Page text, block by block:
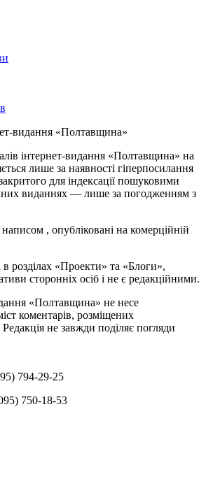
видання «Полтавщина»
інтернет-видання «Полтавщина» на
лише за наявності гіперпосилання
для індексації пошуковими
виданнях — лише за погодженням з
написом , опубліковані на комерційній
розділах «Проекти» та «Блоги»,
сторонніх осіб і не є редакційними.
«Полтавщина» не несе
коментарів, розміщених
не завжди поділяє погляди
794-29-25
750-18-53